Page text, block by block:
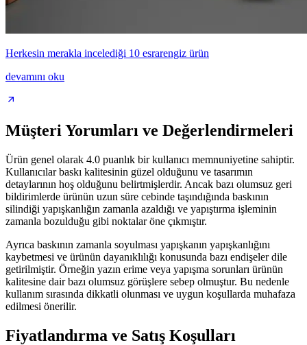
Herkesin merakla incelediği 10 esrarengiz ürün
devamını oku
Müşteri Yorumları ve Değerlendirmeleri
Ürün genel olarak 4.0 puanlık bir kullanıcı memnuniyetine sahiptir.
Kullanıcılar baskı kalitesinin güzel olduğunu ve tasarımın
detaylarının hoş olduğunu belirtmişlerdir. Ancak bazı olumsuz geri
bildirimlerde ürünün uzun süre cebinde taşındığında baskının
silindiği yapışkanlığın zamanla azaldığı ve yapıştırma işleminin
zamanla bozulduğu gibi noktalar öne çıkmıştır.
Ayrıca baskının zamanla soyulması yapışkanın yapışkanlığını
kaybetmesi ve ürünün dayanıklılığı konusunda bazı endişeler dile
getirilmiştir. Örneğin yazın erime veya yapışma sorunları ürünün
kalitesine dair bazı olumsuz görüşlere sebep olmuştur. Bu nedenle
kullanım sırasında dikkatli olunması ve uygun koşullarda muhafaza
edilmesi önerilir.
Fiyatlandırma ve Satış Koşulları